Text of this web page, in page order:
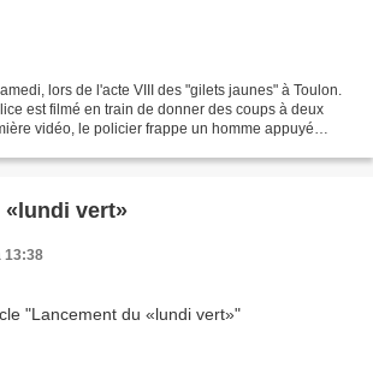
lors de l'acte VIII des "gilets jaunes" à Toulon.
est filmé en train de donner des coups à deux
vidéo, le policier frappe un homme appuyé
«lundi vert»
13:38